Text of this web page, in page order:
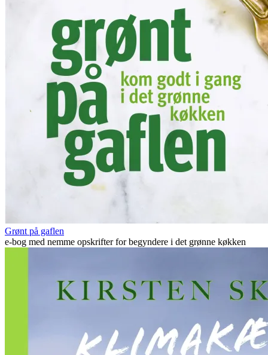
Grønt på gaflen
e-bog med nemme opskrifter for begyndere i det grønne køkken